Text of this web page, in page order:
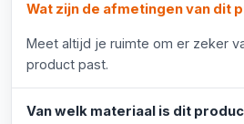
Wat zijn de afmetingen van dit
Meet altijd je ruimte om er zeker
product past.
Van welk materiaal is dit